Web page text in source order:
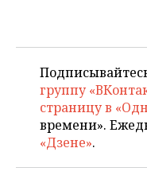
группу
страницу в
времени».
«Дзене».